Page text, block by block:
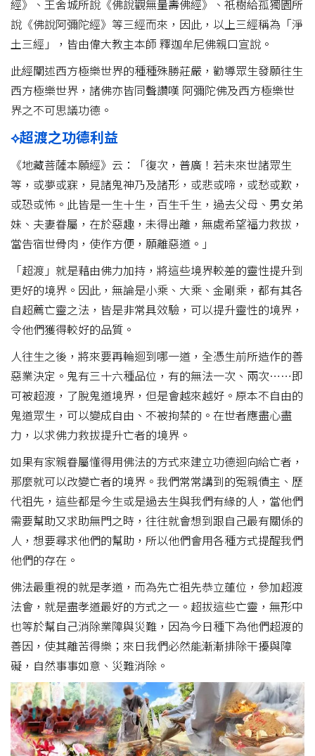
經》、王舍城所說《佛說觀無量壽佛經》、祇樹給孤獨園所
說《佛說阿彌陀經》等三經而來，因此，以上三經稱為「淨
土三經」，皆由偉大教主本師 釋迦牟尼佛親口宣說。
此經闡述西方極樂世界的種種殊勝莊嚴，勸導眾生發願往生
西方極樂世界，諸佛亦皆同聲讚嘆 阿彌陀佛及西方極樂世
界之不可思議功德。
⟡超渡之功德利益
《地藏菩薩本願經》云：「復次，普廣！若未來世諸眾生
等，或夢或寐，見諸鬼神乃及諸形，或悲或啼，或愁或歎，
或恐或怖。此皆是一生十生，百生千生，過去父母、男女弟
妹、夫妻眷屬，在於惡趣，未得出離，無處希望福力救拔，
當告宿世骨肉，使作方便，願離惡道。」
「超渡」就是藉由佛力加持，將這些境界較差的靈性提升到
更好的境界。因此，無論是小乘、大乘、金剛乘，都有其各
自超薦亡靈之法，皆是非常具效驗，可以提升靈性的境界，
令他們獲得較好的品質。
人往生之後，將來要再輪迴到哪一道，全憑生前所造作的善
惡業決定。鬼有三十六種品位，有的無法一次、兩次……即
可被超渡，了脫鬼道境界，但是會越來越好。原本不自由的
鬼道眾生，可以變成自由、不被拘禁的。在世者應盡心盡
力，以求佛力救拔提升亡者的境界。
如果有家親眷屬懂得用佛法的方式來建立功德迴向給亡者，
那麼就可以改變亡者的境界。我們常常講到的冤親債主、歷
代祖先，這些都是今生或是過去生與我們有緣的人，當他們
需要幫助又求助無門之時，往往就會想到跟自己最有關係的
人，想要尋求他們的幫助，所以他們會用各種方式提醒我們
他們的存在。
佛法最重視的就是孝道，而為先亡祖先恭立蓮位，參加超渡
法會，就是盡孝道最好的方式之一。超拔這些亡靈，無形中
也等於幫自己消除業障與災難，因為今日種下為他們超渡的
善因，使其離苦得樂；來日我們必然能漸漸排除干擾與障
礙，自然事事如意、災難消除。